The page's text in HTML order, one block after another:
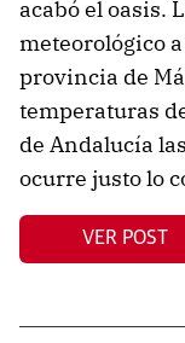
acabó el oasis.
meteorológico
provincia de
temperaturas
de Andalucía
ocurre justo lo
VER POST